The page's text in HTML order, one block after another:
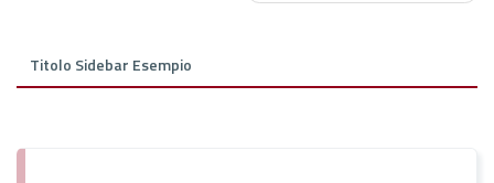
Titolo Sidebar Esempio